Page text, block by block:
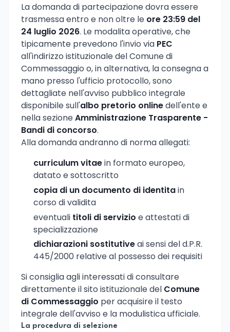
La domanda di partecipazione dovra essere
trasmessa entro e non oltre le ore 23:59 del
24 luglio 2026. Le modalita operative, che
tipicamente prevedono l'invio via PEC
all'indirizzo istituzionale del Comune di
Commessaggio o, in alternativa, la consegna a
mano presso l'ufficio protocollo, sono
dettagliate nell'avviso pubblico integrale
disponibile sull'albo pretorio onlinedell'ente e
nella sezioneAmministrazione Trasparente -
Bandi di concorso.
Alla domanda andranno di norma allegati:
curriculum vitaein formato europeo,
datato e sottoscritto
copia di un documento di identitain
corso di validita
eventuali titoli di servizio e attestati di
specializzazione
dichiarazioni sostitutiveai sensi del d.P.R.
445/2000 relative al possesso dei requisiti
Si consiglia agli interessati di consultare
direttamente il sito istituzionale del Comune
di Commessaggio per acquisire il testo
integrale dell'avviso e la modulistica ufficiale.
La procedura di selezione